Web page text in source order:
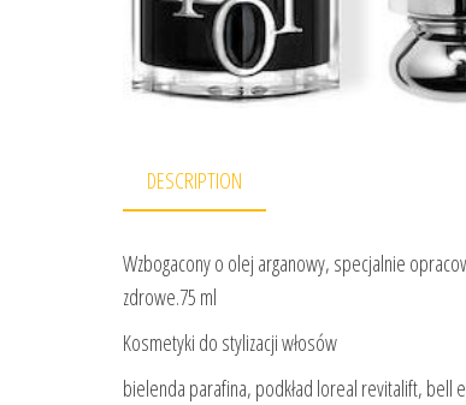
DESCRIPTION
Wzbogacony o olej arganowy, specjalnie
zdrowe.75 ml
Kosmetyki do stylizacji włosów
bielenda parafina, podkład loreal revitalift, bell